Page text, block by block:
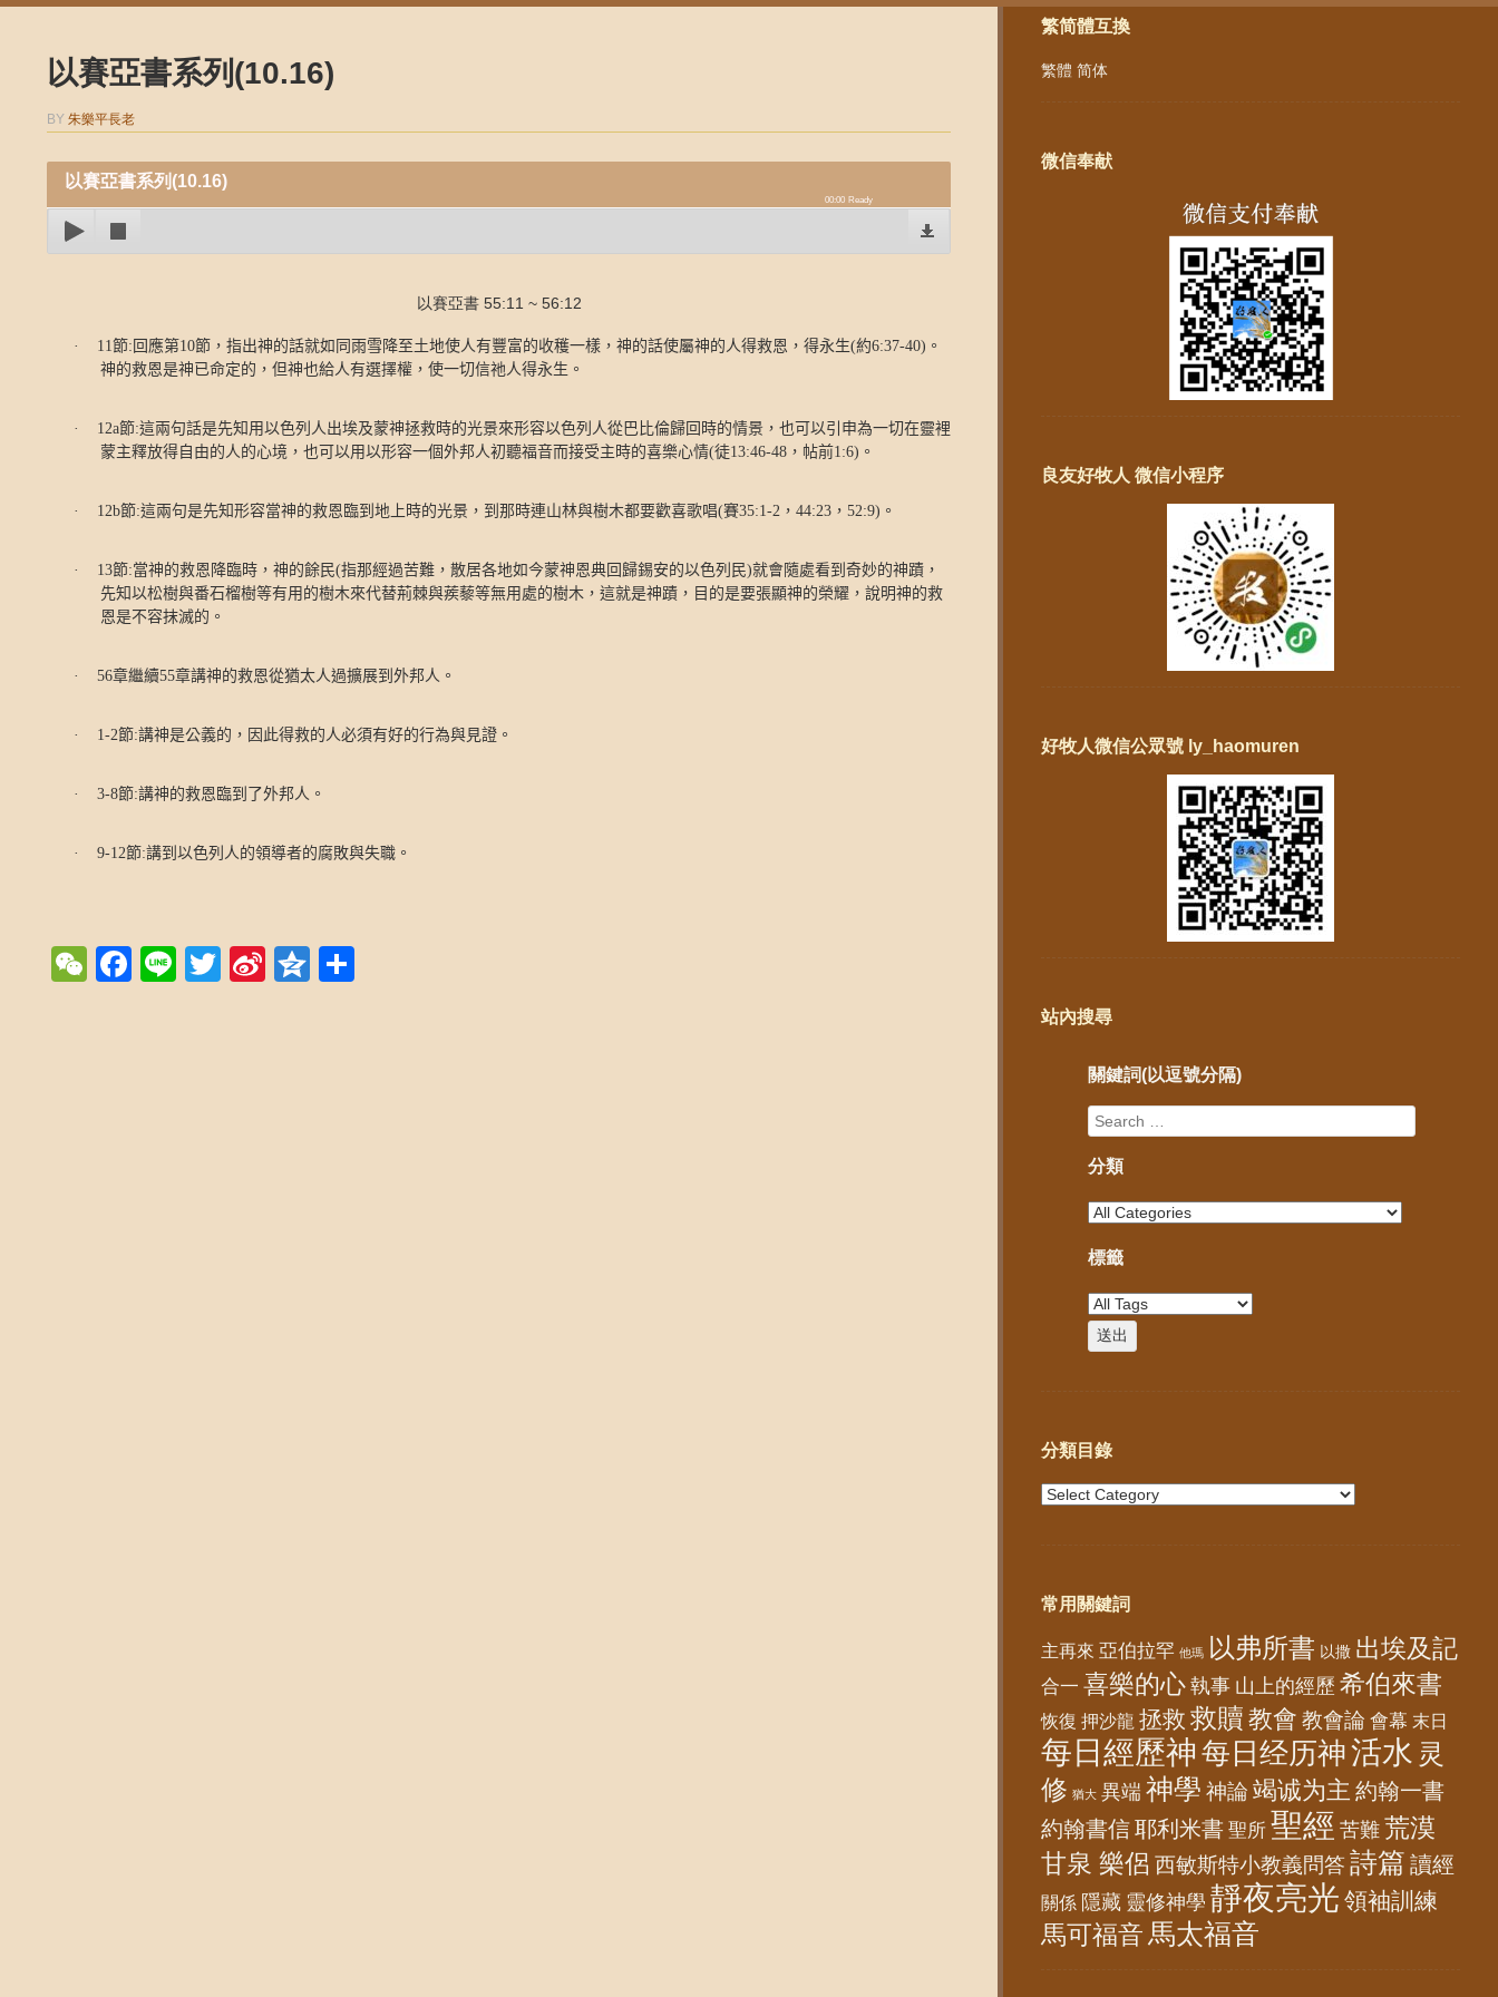
以賽亞書系列(10.16)
BY 朱樂平長老
以賽亞書系列(10.16)
00:00 Ready
以賽亞書 55:11 ~ 56:12
· 11節: 回應第10節，指出神的話就如同雨雪降至土地使人有豐富的收穫一樣，神的話使屬神的人得救恩，得永生(約6:37-40) 。
神的救恩是神已命定的，但神也給人有選擇權，使一切信祂人得永生。
· 12a節:這兩句話是先知用以色列人出埃及蒙神拯救時的光景來形容以色列人從巴比倫歸回時的情景，也可以引申為一切在靈裡
蒙主釋放得自由的人的心境，也可以用以形容一個外邦人初聽福音而接受主時的喜樂心情(徒13:46-48 ，帖前1:6) 。
· 12b節:這兩句是先知形容當神的救恩臨到地上時的光景，到那時連山林與樹木都要歡喜歌唱(賽35:1-2 ， 44:23 ， 52:9) 。
· 13節:當神的救恩降臨時，神的餘民(指那經過苦難，散居各地如今蒙神恩典回歸錫安的以色列民)就會隨處看到奇妙的神蹟，
先知以松樹與番石榴樹等有用的樹木來代替荊棘與蒺藜等無用處的樹木，這就是神蹟，目的是要張顯神的榮耀，說明神的救
恩是不容抹滅的。
· 56章繼續55章講神的救恩從猶太人過擴展到外邦人。
· 1-2節:講神是公義的，因此得救的人必須有好的行為與見證。
· 3-8節:講神的救恩臨到了外邦人。
· 9-12節:講到以色列人的領導者的腐敗與失職。
WeChat
Facebook
LineTwitterSinaQzone
繁简體互換
繁體 简体
微信奉献
良友好牧人 微信小程序
好牧人微信公眾號 ly_haomuren
站內搜尋
關鍵詞(以逗號分隔)
分類
標籤
分類目錄
常用關鍵詞
主再來 亞伯拉罕 他瑪 以弗所書 以撒 出埃及記
合一 喜樂的心 執事 山上的經歷 希伯來書
恢復 押沙龍 拯救 救贖 教會 教會論 會幕 末日
每日經歷神 每日经历神活水 灵
修 猶大 異端 神學 神論 竭诚为主 約翰一書
約翰書信耶利米書 聖所 聖經 苦難 荒漠
甘泉 樂侶 西敏斯特小教義問答詩篇 讀經
關係 隱藏 靈修神學 靜夜亮光 領袖訓練
馬可福音 馬太福音